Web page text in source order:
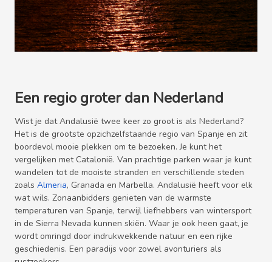
Een regio groter dan Nederland
Wist je dat Andalusië twee keer zo groot is als Nederland?
Het is de grootste opzichzelfstaande regio van Spanje en zit
boordevol mooie plekken om te bezoeken. Je kunt het
vergelijken met Catalonië. Van prachtige parken waar je kunt
wandelen tot de mooiste stranden en verschillende steden
zoals Almeria, Granada en Marbella. Andalusië heeft voor elk
wat wils. Zonaanbidders genieten van de warmste
temperaturen van Spanje, terwijl liefhebbers van wintersport
in de Sierra Nevada kunnen skiën. Waar je ook heen gaat, je
wordt omringd door indrukwekkende natuur en een rijke
geschiedenis. Een paradijs voor zowel avonturiers als